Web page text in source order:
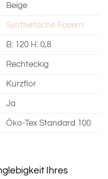
Beige
Synthetische Fasern
B: 120 H: 0,8
Rechteckig
Kurzflor
Ja
Öko-Tex Standard 100
Ihres